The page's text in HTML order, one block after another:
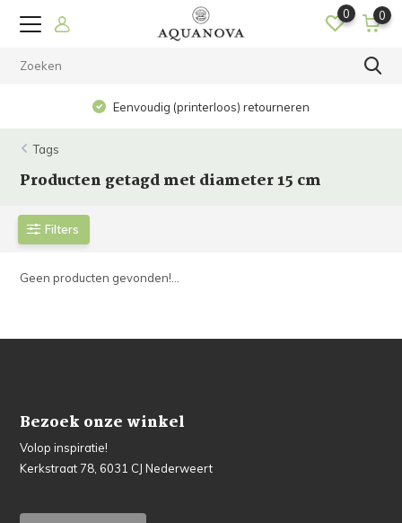
0 0
Eenvoudig (printerloos) retourneren
Tags
Producten getagd met diameter 15 cm
Filters
Geen producten gevonden!...
Bezoek onze winkel
Volop inspiratie!
Kerkstraat 78, 6031 CJ Nederweert